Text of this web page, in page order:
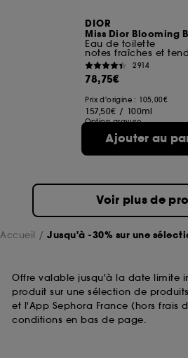
DIOR
Miss Dior Blooming
Eau de toilette
notes fraîches et
2914
78,75€
Prix d'origine : 105,00€
157,50€ / 100ml
Option gravure
4 contenances disponibles
Ajouter au
Voir plus de
Accueil Jusqu'à -30% sur une
Offre valable jusqu'à la date limite
produit sur une sélection de
et l'App Sephora France (hors frais
conditions en bas de page.